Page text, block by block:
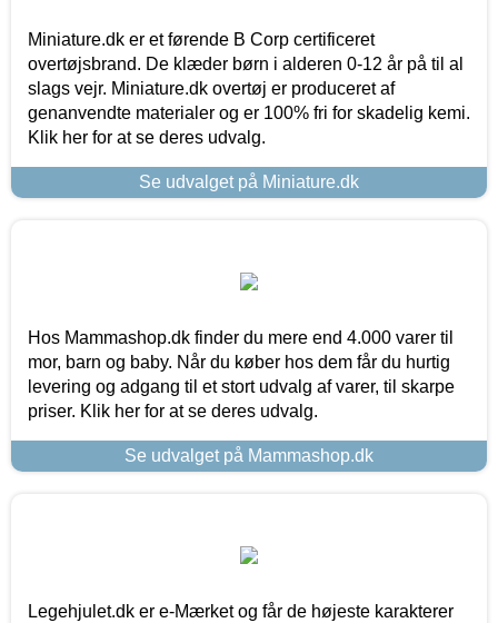
Miniature.dk er et førende B Corp certificeret
overtøjsbrand. De klæder børn i alderen 0-12 år på til al
slags vejr. Miniature.dk overtøj er produceret af
genanvendte materialer og er 100% fri for skadelig kemi.
Klik her for at se deres udvalg.
Se udvalget på Miniature.dk
Hos Mammashop.dk finder du mere end 4.000 varer til
mor, barn og baby. Når du køber hos dem får du hurtig
levering og adgang til et stort udvalg af varer, til skarpe
priser. Klik her for at se deres udvalg.
Se udvalget på Mammashop.dk
Legehjulet.dk er e-Mærket og får de højeste karakterer